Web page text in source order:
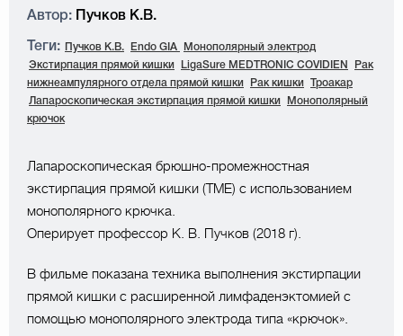
Автор: Пучков К.В.
Теги: Пучков К.В. Endo GIA
Монополярный электрод
Экстирпация прямой кишки
LigaSure MEDTRONIC COVIDIEN
Рак
нижнеампулярного отдела прямой кишки
Рак кишки
Троакар
Лапароскопическая экстирпация прямой кишки
Монополярный
крючок
Лапароскопическая брюшно-промежностная
экстирпация прямой кишки (TME) с использованием
монополярного крючка.
Оперирует профессор К. В. Пучков (2018 г).
В фильме показана техника выполнения экстирпации
прямой кишки с расширенной лимфаденэктомией с
помощью монополярного электрода типа «крючок».